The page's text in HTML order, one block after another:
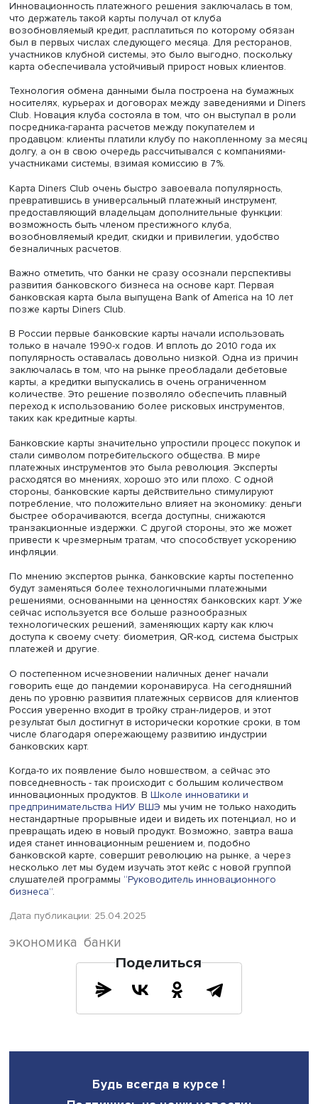
последних использовались металлические жетоны)
расширяли географию приема таких карт, которые, по
являлись платежными. Покупки оплачивались со
наличными, либо чеками.
Diners Club, карта стала платежным средством,
расплачиваться в ресторанах без наличных денег.
Маркетинговый слоган клуба Diners Club того времени
примерно так: “Обедай сейчас, а плати потом!” и
распишись!”.
что держатель такой карты получал от клуба
возобновляемый кредит, расплатиться по которому
был в первых числах следующего месяца. Для
участников клубной системы, это было выгодно,
карта обеспечивала устойчивый прирост новых
Технология обмена данными была построена на
носителях, курьерах и договорах между заведениями
Club. Новация клуба состояла в том, что он выступал в
посредника-гаранта расчетов между покупателем и
продавцом: клиенты платили клубу по накопленному
долгу, а он в свою очередь рассчитывался с
участниками системы, взимая комиссию в 7%.
Карта Diners Club очень быстро завоевала
превратившись в универсальный платежный инструмент,
предоставляющий владельцам дополнительные
возможность быть членом престижного клуба,
возобновляемый кредит, скидки и привилегии,
безналичных расчетов.
Важно отметить, что банки не сразу осознали
развития банковского бизнеса на основе карт. Первая
банковская карта была выпущена Bank of America на 10
позже карты Diners Club.
В России первые банковские карты начали
популярность оставалась довольно низкой. Одна из
заключалась в том, что на рынке преобладали
карты, а кредитки выпускались в очень ограниченном
количестве. Это решение позволяло обеспечить
переход к использованию более рисковых
таких как кредитные карты.
Банковские карты значительно упростили процесс
стали символом потребительского общества. В мире
платежных инструментов это была революция.
расходятся во мнениях, хорошо это или плохо. С одной
стороны, банковские карты действительно стимулируют
потребление, что положительно влияет на экономику:
транзакционные издержки. С другой стороны, это же
привести к чрезмерным тратам, что способствует
инфляции.
По мнению экспертов рынка, банковские карты
будут заменяться более технологичными платежными
решениями, основанными на ценностях банковских
сейчас используется все больше разнообразных
технологических решений, заменяющих карту как ключ
платежей и другие.
О постепенном исчезновении наличных денег начали
говорить еще до пандемии коронавируса. На
день по уровню развития платежных сервисов для
Россия уверенно входит в тройку стран-лидеров, и этот
результат был достигнут в исторически короткие сроки,
числе благодаря опережающему развитию индустрии
Когда-то их появление было новшеством, а сейчас это
инновационных продуктов. В Школе инноватики и